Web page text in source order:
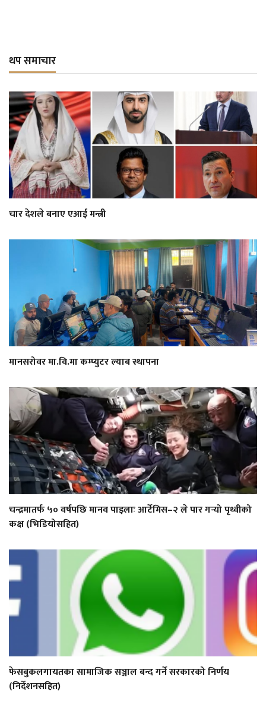
थप समाचार
चार देशले बनाए एआई मन्त्री
मानसरोवर मा.वि.मा कम्प्युटर ल्याब स्थापना
चन्द्रमातर्फ ५० वर्षपछि मानव पाइलाः आर्टेमिस–२ ले पार गर्‍यो पृथ्वीको
कक्ष (भिडियोसहित)
फेसबुकलगायतका सामाजिक सञ्जाल बन्द गर्ने सरकारको निर्णय
(निर्देशनसहित)